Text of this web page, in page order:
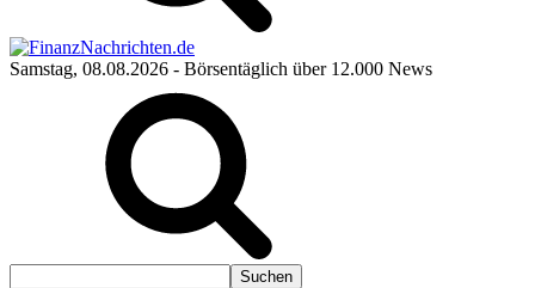
Samstag, 08.08.2026 - Börsentäglich über 12.000 News